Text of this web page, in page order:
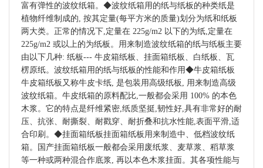
富有弹性的波纹纸箱。◆波纹纸箱用的纸与纸板的种类纸是
植物纤维制成的, 按其定量(每平方米的质量)划分为纸和纸板
两大类。正常的情况下,定量在 225g/m2 以下的为纸,定量在
225g/m2 或以上的为纸板。用来制造波纹纸箱的纸与纸板主要
由以下几种: 纸板--- 牛皮箱纸板、挂面箱纸板、白纸板、瓦
楞原纸。波纹纸箱用的纸与纸板的性能和作用◆牛皮箱纸板
牛皮箱纸板又称牛皮卡纸, 是包装用高级纸板, 用来制造高级
波纹纸箱。牛皮纸箱的原料配比,一般都会采用 100% 的本色
木浆。它的特点是纤维紧密,纸质坚挺,韧性好,具有非常好的耐
压、抗张、耐撕裂、耐戳穿、耐折叠和抗水性能,表面平滑,适
合印刷。◆挂面箱纸板挂面箱纸板用来制造中、低档波纹纸
箱。国产挂面箱纸板一般都会采用废纸浆、麦草浆、稻草浆
等一种或两种混合作底浆, 再以本色木浆挂面。其各项性能与